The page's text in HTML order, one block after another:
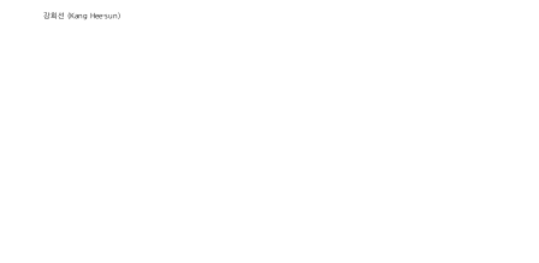
강희선 (Kang Hee-sun)